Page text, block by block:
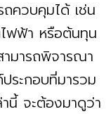
ถควบคุมได้ เช่น
ฟฟ้า หรือต้นทุน
มารถพิจารณา
ระกอบที่มารวม
นี้ จะต้องมาดูว่า